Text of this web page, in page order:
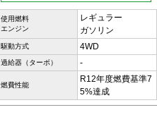
使用燃料
エンジン
レギュラー
ガソリン
駆動方式 4WD
過給器（ターボ） -
燃費性能
R12年度燃費基準7
5%達成